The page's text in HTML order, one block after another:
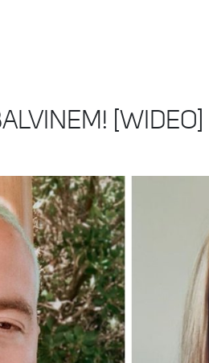
[WIDEO]